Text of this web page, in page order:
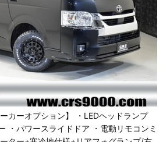
カーオプション】 ・LEDヘッドランプ
・パワースライドドア ・電動リモコンミ